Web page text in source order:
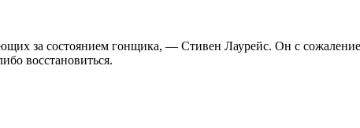
за состоянием гонщика, — Стивен Лаурейс. Он с
восстановиться.